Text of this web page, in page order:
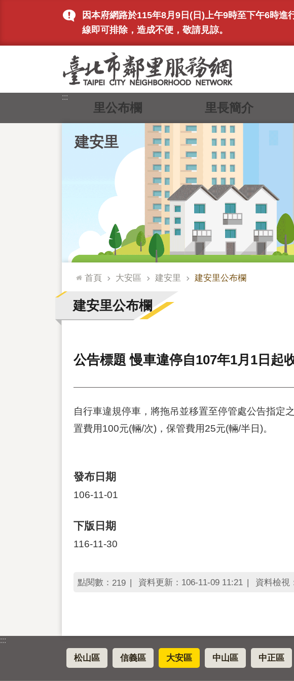
跳到主要內容區塊
因本府網路於115年8月9日(日)上午9時至下午6時
線即可排除，造成不便，敬請見諒。
:::
建安里
里公布欄 里長簡介
::: 首頁 大安區 建安里 建安里公布欄
建安里公布欄
公告標題 慢車違停自107年1月1日起
自行車違規停車，將拖吊並移置至停管處公告指定
置費用100元(輛/次)，保管費用25元(輛/半日)。
發布日期
106-11-01
下版日期
116-11-30
點閱數： 219 資料更新：106-11-09 11:21 資料檢視
:::
松山區 信義區 大安區 中山區 中正區